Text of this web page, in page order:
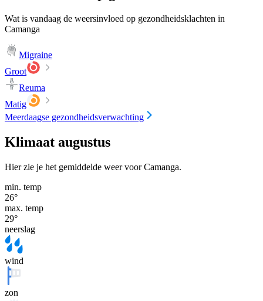
Wat is vandaag de weersinvloed op gezondheidsklachten in
Camanga
Migraine
Groot
Reuma
Matig
Meerdaagse gezondheidsverwachting
Klimaat augustus
Hier zie je het gemiddelde weer voor Camanga.
min. temp
26°
max. temp
29°
neerslag
wind
zon